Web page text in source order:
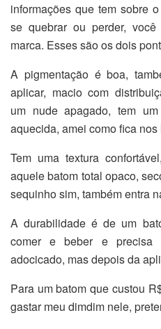
informações que tem sobre
se quebrar ou perder,
marca. Esses são os dois
A pigmentação é boa,
aplicar, macio com
um nude apagado, tem
aquecida, amei como fica nos
Tem uma textura
aquele batom total opaco,
sequinho sim, também entra
A durabilidade é de um
comer e beber e precisa
adocicado, mas depois da
Para um batom que custou
gastar meu dimdim nele,